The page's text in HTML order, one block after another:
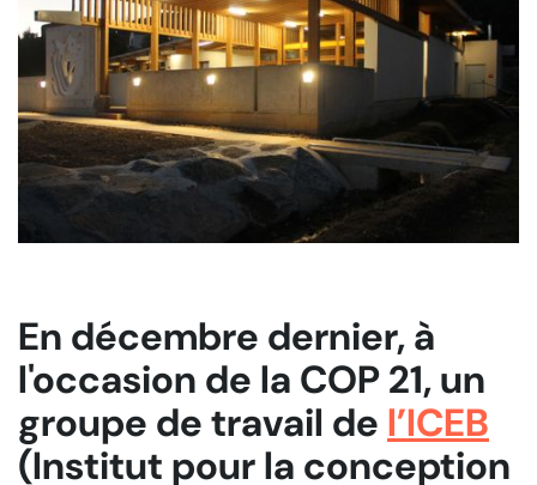
En décembre dernier, à
l'occasion de la COP 21, un
groupe de travail de l’ICEB
(Institut pour la conception